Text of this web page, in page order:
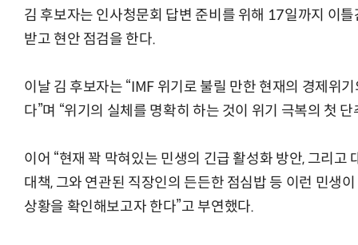
김 후보자는 인사청문회 답변 준비를 위해 17일까지 이
받고 현안 점검을 한다.
이날 김 후보자는 “IMF 위기로 불릴 만한 현재의 경제위
다”며 “위기의 실체를 명확히 하는 것이 위기 극복의 첫
이어 “현재 꽉 막혀있는 민생의 긴급 활성화 방안, 그리고
대책, 그와 연관된 직장인의 든든한 점심밥 등 이런 민생
상황을 확인해보고자 한다”고 부연했다.